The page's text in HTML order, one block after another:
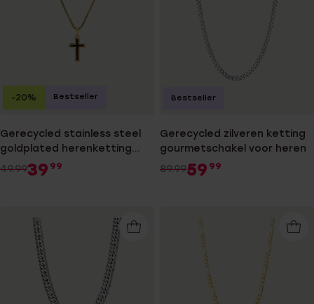
Gerecycled stainless steel
goldplated herenketting
met hanger kruis
49.9939 99
-20% Bestseller
Gerecycled zilveren ketting
gourmetschakel voor heren
89.9959 99
Bestseller